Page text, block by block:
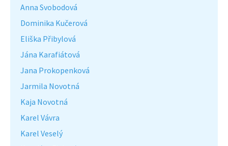
Anna Svobodová
Dominika Kučerová
Eliška Přibylová
Jána Karafiátová
Jana Prokopenková
Jarmila Novotná
Kaja Novotná
Karel Vávra
Karel Veselý